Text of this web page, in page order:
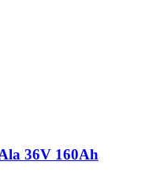
36V 160Ah